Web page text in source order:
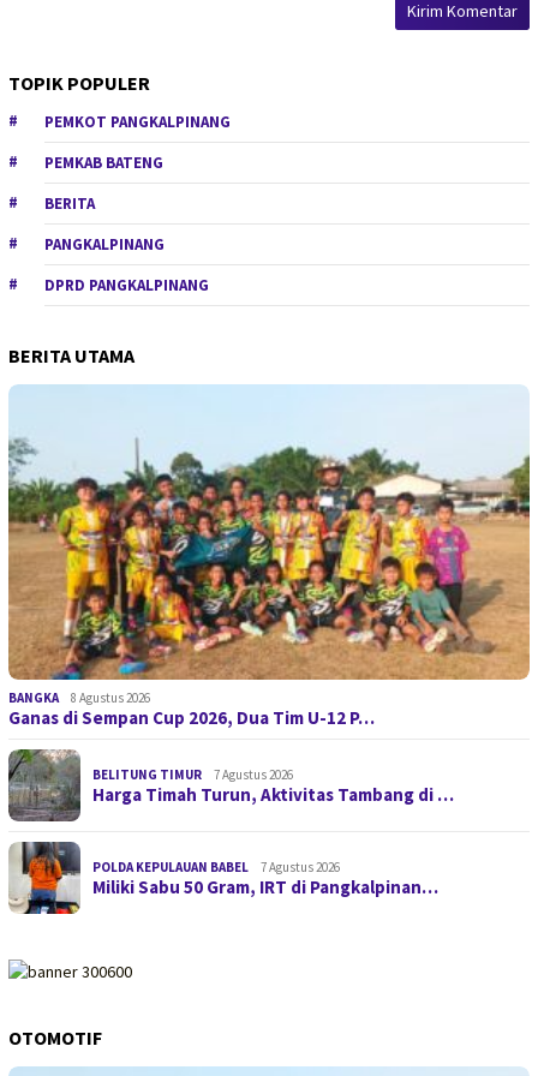
TOPIK POPULER
PEMKOT PANGKALPINANG
PEMKAB BATENG
BERITA
PANGKALPINANG
DPRD PANGKALPINANG
BERITA UTAMA
BANGKA 8 Agustus 2026
Ganas di Sempan Cup 2026, Dua Tim U-12 P…
BELITUNG TIMUR 7 Agustus 2026
Harga Timah Turun, Aktivitas Tambang di …
POLDA KEPULAUAN BABEL 7 Agustus 2026
Miliki Sabu 50 Gram, IRT di Pangkalpinan…
OTOMOTIF